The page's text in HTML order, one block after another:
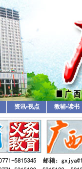
资讯•视点 教辅•读书